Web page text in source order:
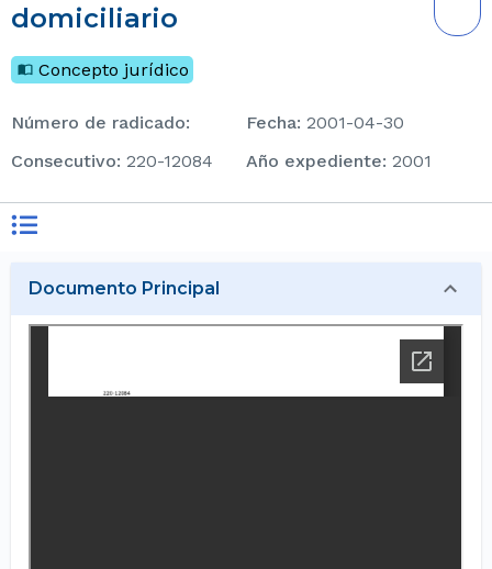
domiciliario
Concepto jurídico
Número de radicado: Fecha: 2001-04-30
consecutivo: 220-12084 Año expediente: 2001
Documento Principal